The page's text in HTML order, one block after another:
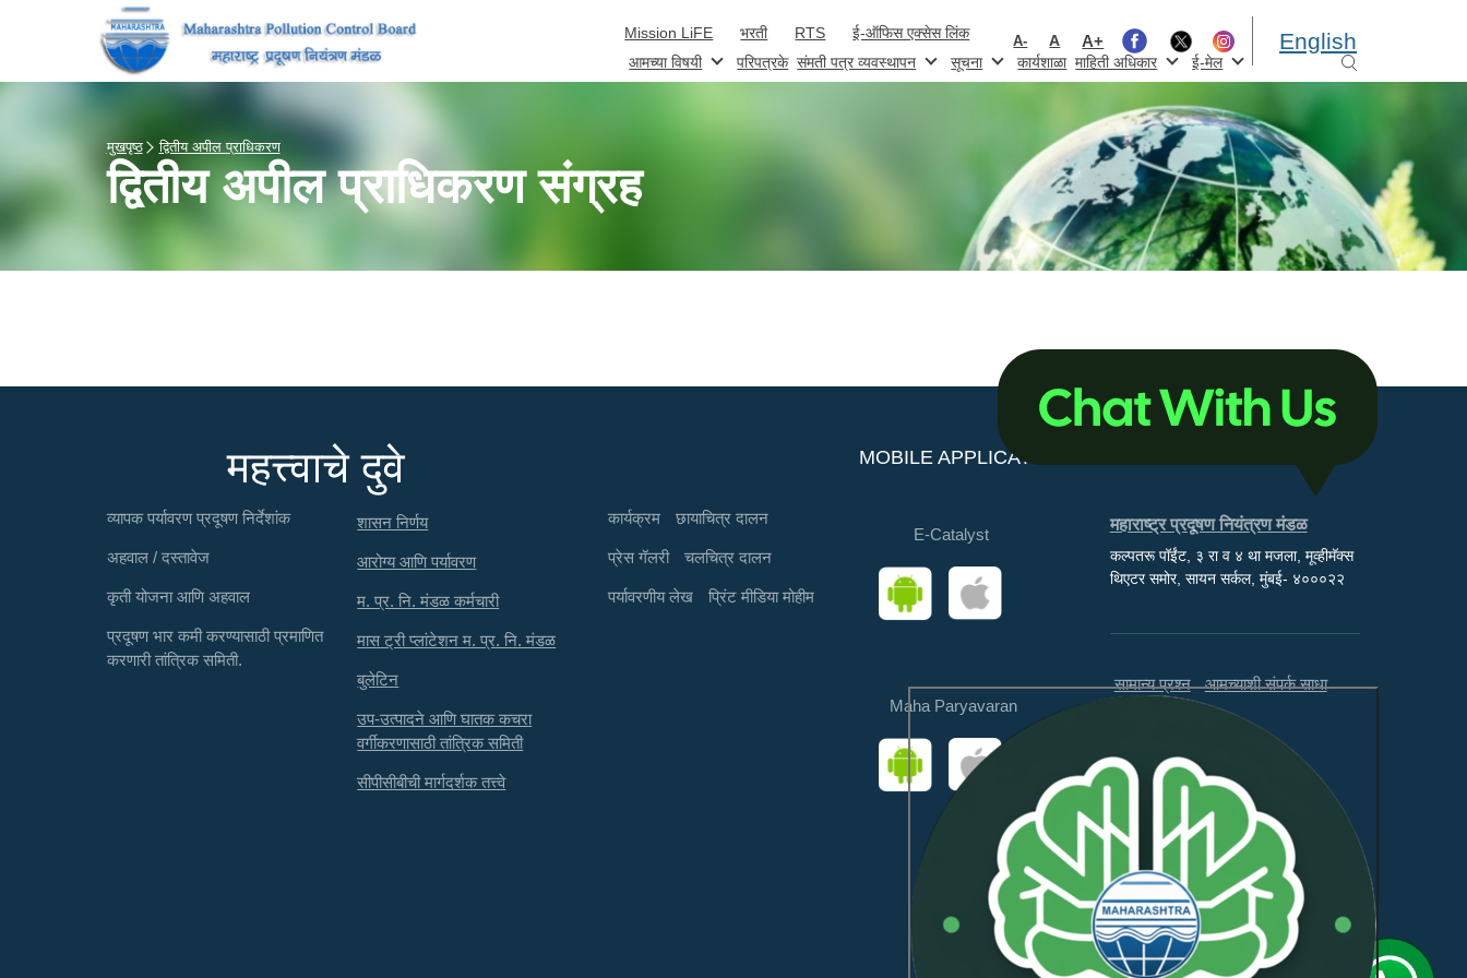
Mission LiFE भरती RTS ई-ऑफिस एक्सेस लिंक A- A A+ English
आमच्या विषयी परिपत्रके संमती पत्र व्यवस्थापन सूचना कार्यशाळा माहिती अधिकार ई-मेल
मुखपृष्ठ द्वितीय अपील प्राधिकरण
द्वितीय अपील प्राधिकरण संग्रह
महत्त्वाचे दुवे
व्यापक पर्यावरण प्रदूषण निर्देशांक
अहवाल / दस्तावेज
कृती योजना आणि अहवाल
प्रदूषण भार कमी करण्यासाठी प्रमाणित
करणारी तांत्रिक समिती.
शासन निर्णय
आरोग्य आणि पर्यावरण
म. प्र. नि. मंडळ कर्मचारी
मास ट्री प्लांटेशन म. प्र. नि. मंडळ
बुलेटिन
उप-उत्पादने आणि घातक कचरा
वर्गीकरणासाठी तांत्रिक समिती
सीपीसीबीची मार्गदर्शक तत्त्वे
कार्यक्रम छायाचित्र दालन
प्रेस गॅलरी चलचित्र दालन
पर्यावरणीय लेख प्रिंट मीडिया मोहीम
MOBILE APPLICATIONS
E-Catalyst
Maha Paryavaran
महाराष्ट्र प्रदूषण नियंत्रण मंडळ
कल्पतरू पॉईंट, ३ रा व ४ था मजला, मूव्हीमॅक्स
थिएटर समोर, सायन सर्कल, मुंबई- ४०००२२
सामान्य प्रश्न आमच्याशी संपर्क साधा
ही वेबसाइट WCAG 2.1 लेव्हल AA
आणि GIGW 3.0 चे पालन करते.